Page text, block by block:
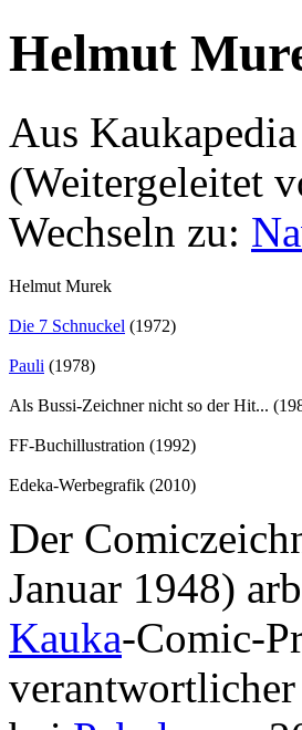
Helmut
Aus Kaukapedia
(Weitergeleitet
Wechseln zu:
Helmut Murek
Die 7 Schnuckel (1972)
Pauli (1978)
Als Bussi-Zeichner nicht so der Hit...
FF-Buchillustration (1992)
Edeka-Werbegrafik (2010)
Der
Januar 1948)
Kauka-Comic-